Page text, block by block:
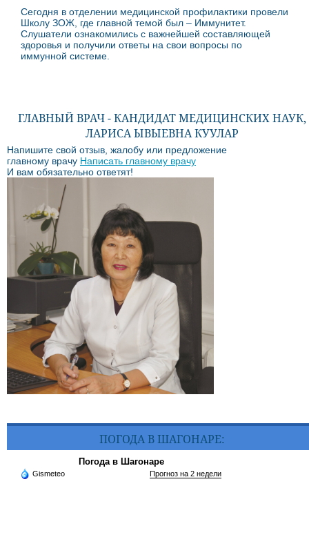
Сегодня в отделении медицинской профилактики провели
Школу ЗОЖ, где главной темой был – Иммунитет.
Слушатели ознакомились с важнейшей составляющей
здоровья и получили ответы на свои вопросы по
иммунной системе.
ГЛАВНЫЙ ВРАЧ - КАНДИДАТ МЕДИЦИНСКИХ НАУК,
ЛАРИСА ЫВЫЕВНА КУУЛАР
Напишите свой отзыв, жалобу или предложение
главному врачу Написать главному врачу
И вам обязательно ответят!
ПОГОДА В ШАГОНАРЕ:
Погода в Шагонаре
Gismeteo Прогноз на 2 недели